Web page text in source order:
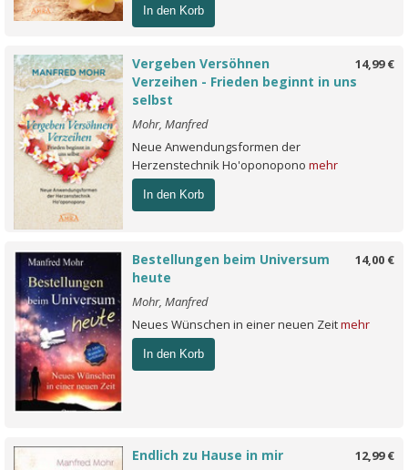
In den Korb
14,99 €
Vergeben Versöhnen
Verzeihen - Frieden beginnt in uns
selbst
Mohr, Manfred
Neue Anwendungsformen der
Herzenstechnik Ho'oponopono mehr
In den Korb
14,00 €
Bestellungen beim Universum
heute
Mohr, Manfred
Neues Wünschen in einer neuen Zeitmehr
In den Korb
12,99 €
Endlich zu Hause in mir